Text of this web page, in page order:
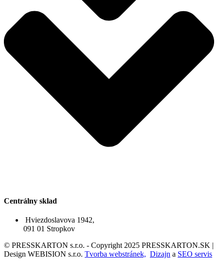
Centrálny sklad
Hviezdoslavova 1942,
091 01 Stropkov
© PRESSKARTON s.r.o. - Copyright 2025 PRESSKARTON.SK |
Design WEBISION s.r.o. Tvorba webstránek, Dizajn a SEO servis